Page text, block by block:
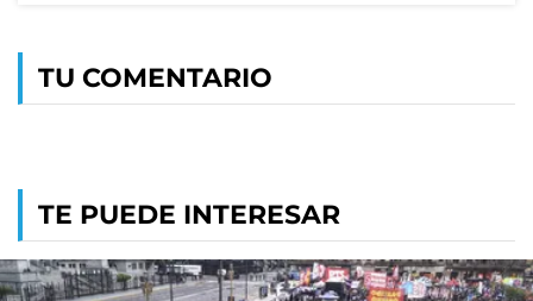
TU COMENTARIO
TE PUEDE INTERESAR